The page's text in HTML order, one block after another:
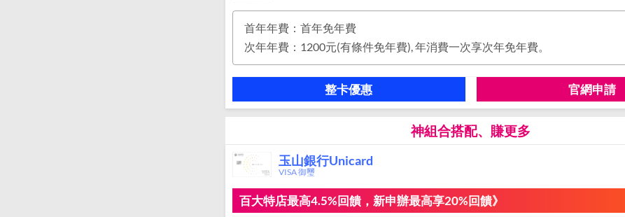
首年年費：首年免年費
次年年費：1200元(有條件免年費), 年消費一次享次年免年費。
整卡優惠 官網申請
神組合搭配、賺更多
玉山銀行Unicard
VISA 御璽
百大特店最高4.5%回饋，新申辦最高享20%回饋》